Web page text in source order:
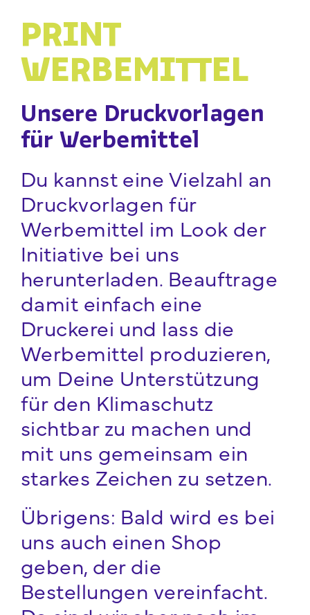
PRINT
WERBEMITTEL
Unsere Druckvorlagen
für Werbemittel
Du kannst eine Vielzahl an
Druckvorlagen für
Werbemittel im Look der
Initiative bei uns
herunterladen. Beauftrage
damit einfach eine
Druckerei und lass die
Werbemittel produzieren,
um Deine Unterstützung
für den Klimaschutz
sichtbar zu machen und
mit uns gemeinsam ein
starkes Zeichen zu setzen.
Übrigens: Bald wird es bei
uns auch einen Shop
geben, der die
Bestellungen vereinfacht.